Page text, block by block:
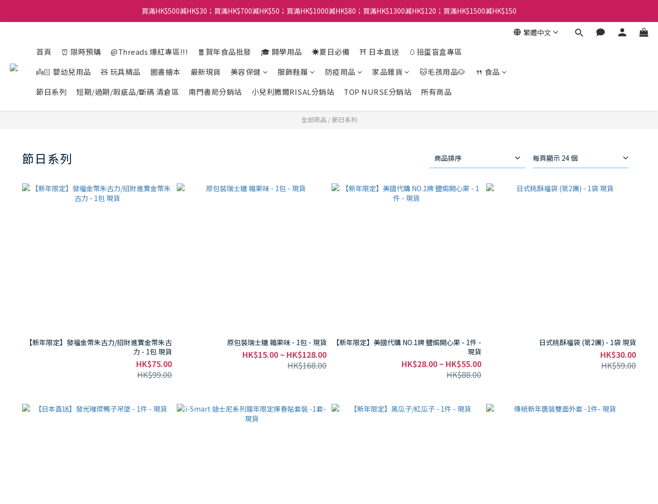
買滿HK$500減HK$30；買滿HK$700減HK$50；買滿HK$1000減HK$80；買滿HK$1300減HK$120；買滿HK$1500減HK$150
繁體中文
首頁 ⏰ 限時預購 @Threads 爆紅專區!!! 🧧賀年食品批發 🎓 開學用品 ☀️夏日必備 ⛩️ 日本直送
🥚扭蛋盲盒專區
👼🏻 嬰幼兒用品
🧸 玩具精品 圖書繪本 最新現貨 美容保健 服飾鞋履 防疫用品 家品雜貨 🐱毛孩用品🐶
🍴 食品
節日系列
短期/過期/瑕疵品/斷碼 清倉區 南門書局分銷站 小兒利撒爾RISAL分銷站 TOP NURSE分銷站 所有商品
全部商品 / 節日系列
節日系列 商品排序 每頁顯示 24 個
【新年限定】發福金幣朱古力/招財進寶金幣朱古
力 - 1包 現貨
HK$75.00
HK$99.00
原包裝瑞士糖 雜果味 - 1包 - 現貨
HK$15.00 ~ HK$128.00
HK$168.00
【新年限定】美國代購 NO.1牌 鹽焗開心果 - 1件 -
現貨
HK$28.00 ~ HK$55.00
HK$88.00
日式桃酥福袋 (第2團) - 1袋 現貨
HK$30.00
HK$59.00